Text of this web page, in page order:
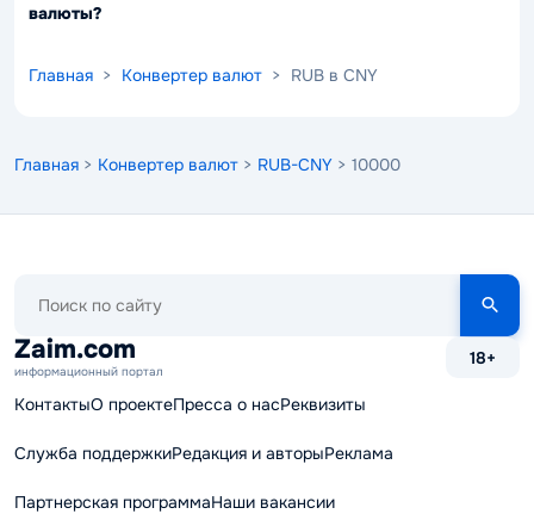
валюты?
Главная > Конвертер валют > RUB в CNY
Главная > Конвертер валют > RUB-CNY > 10000
сайту
Zaim.com
информационный портал
18+
КонтактыО проектеПресса о насРеквизиты
Служба поддержкиРедакция и авторыРеклама
Партнерская программаНаши вакансии